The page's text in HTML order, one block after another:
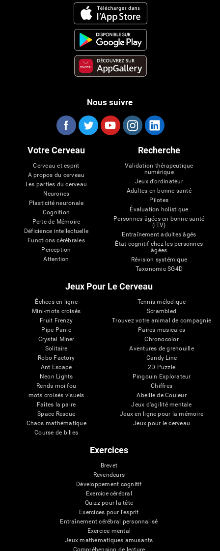
Nous suivre
Votre Cerveau
Cerveau et esprit
A propos du cerveau
Les parties du cerveau
Neurones
Plasticité neuronale
Cognition
Perte de Mémoire
Déficience intellectuelle
Functions cérébrales
Perception
Attention
Recherche
Validation thérapeutique
numérique
Jeux d'ordinateur
Adultes en bonne santé
Pilotes
Évaluation holistique
Personnes âgées en bonne santé
(iTV)
Entraînement adultes âgés
État cognitif chez les personnes
âgées
Révision systémique
Taxonomie SG4D
Jeux Pour Le Cerveau
Échecs en ligne
Mini-mots croisés
Fruit Frenzy
Pipe Panic
Crystal Miner
Solitaire
Robo Factory
Ant Escape
Neon Lights
Rends moi fou
mots croisés visuels
Faîtes la paire
Space Rescue
Chaos mathématique
Course de billes
Tennis mélodique
Scrambled
Trouvez votre animal de compagnie
Paires musicales
Chronocolor
Aventures de grenouille
Candy Line
2D Puzzle
Pingouin Explorateur
Chiffres
Abeille de Couleur
Jeux d'agilité mentale
Jeux en ligne pour la mémoire
Jeux pour le cerveau
Exercices
Brevet
Revendeurs
Développement cognitif
Exercice cérébral
Quizz pour la tête
Exercices pour l'esprit
Entraînement cérébral personnalisé
Exercice mental
Jeux mathématiques amusants
Compréhension de lecture